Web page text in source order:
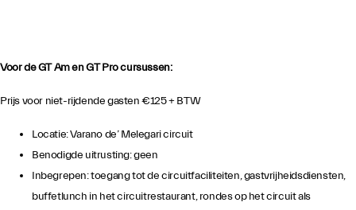
Voor de GT Am en GT Pro cursussen:
Prijs voor niet-rijdende gasten €125 + BTW
Locatie: Varano de’ Melegari circuit
Benodigde uitrusting: geen
Inbegrepen: toegang tot de circuitfaciliteiten, gastvrijheidsdiensten,
buffetlunch in het circuitrestaurant, rondes op het circuit als